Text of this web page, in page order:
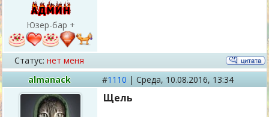
Юзер-бар +
Статус: нет меня
almanack
#1110 | Среда, 10.08.2016, 13:34
Щель